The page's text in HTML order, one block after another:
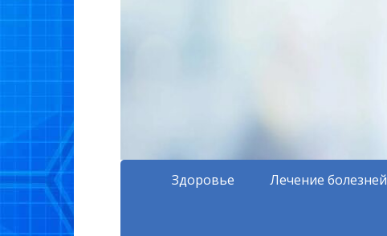
Здоровье Лечение болезней